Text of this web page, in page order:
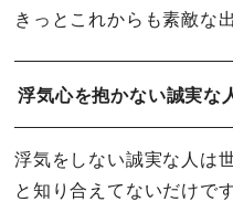
きっとこれからも素敵な
浮気心を抱かない誠実な
浮気をしない誠実な人は
と知り合えてないだけで